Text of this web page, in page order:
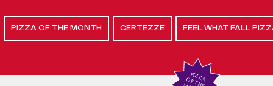
PIZZA OF THE MONTH CERTEZZE FEEL WHAT FALL